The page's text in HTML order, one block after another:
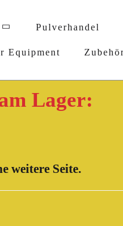
Pulverhandel
Equipment
Lager:
weitere Seite.